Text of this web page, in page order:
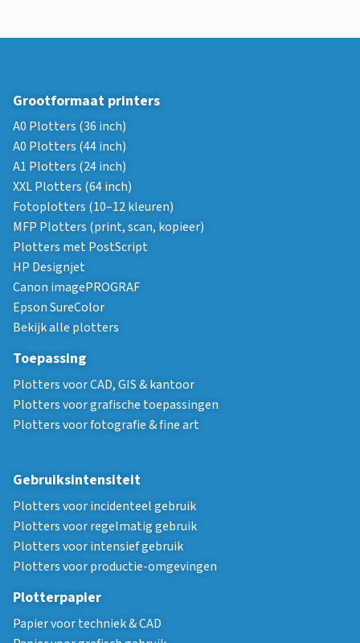
Grootformaat printers
A0 Plotters (36 inch)
A0 Plotters (44 inch)
A1 Plotters (24 inch)
XXL Plotters (64 inch)
Fotoplotters (10–12 kleuren)
MFP Plotters (print, scan, kopieer)
Plotters met PostScript
HP Designjet
Canon imagePROGRAF
Epson SureColor
Bekijk alle plotters
Toepassing
Plotters voor CAD, GIS & kantoor
Plotters voor grafische toepassingen
Plotters voor fotografie & fine art
Gebruiksintensiteit
Plotters voor incidenteel gebruik
Plotters voor regelmatig gebruik
Plotters voor intensief gebruik
Plotters voor productie-omgevingen
Plotterpapier
Papier voor techniek & CAD